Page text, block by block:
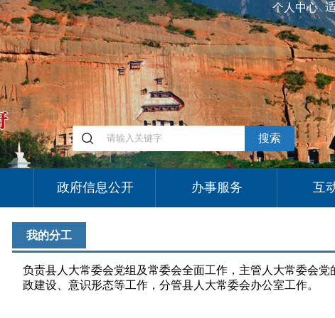
个人中心
搜索
政府信息公开 办事服务 互
我的分工
负责县人大常委会党组及常委会全面工作，主管人大常委会
政建设、意识形态等工作，分管县人大常委会办公室工作。